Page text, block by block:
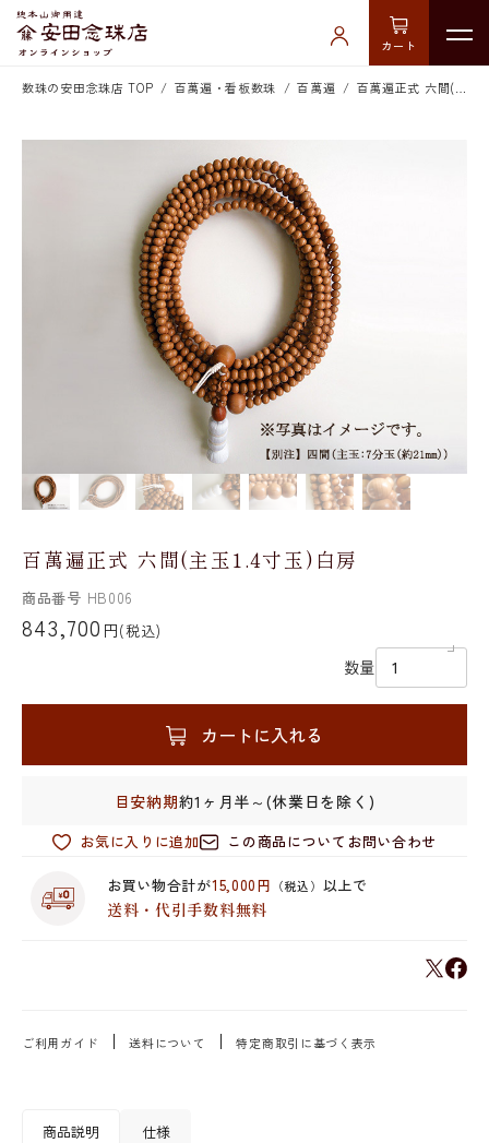
カート
数珠の安田念珠店 TOP 百萬遍・看板数珠 百萬遍 百萬遍正式 六間(主玉1.4寸玉)白房
百萬遍正式 六間(主玉1.4寸玉)白房
商品番号 HB006
843,700 円(税込)
数量
カートに入れる
目安納期約1ヶ月半～(休業日を除く)
お気に入りに追加 この商品についてお問い合わせ
お買い物合計が15,000円 （税込） 以上で
送料・代引手数料無料
ご利用ガイド 送料について 特定商取引に基づく表示
商品説明 仕様